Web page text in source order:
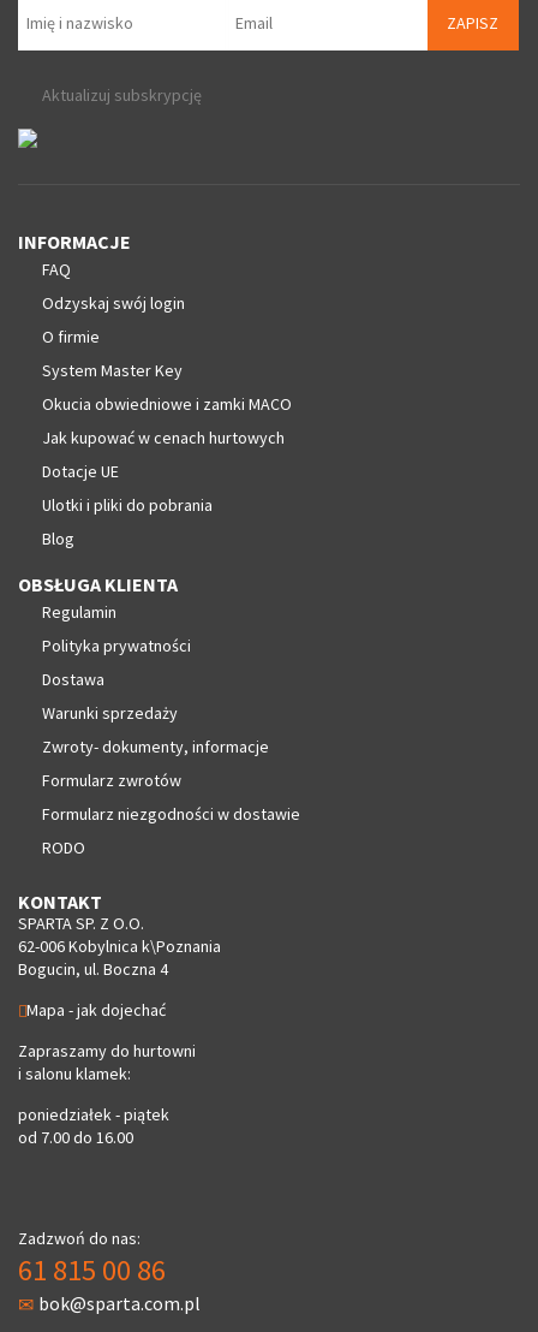
ZAPISZ
Aktualizuj subskrypcję
INFORMACJE
FAQ
Odzyskaj swój login
O firmie
System Master Key
Okucia obwiedniowe i zamki MACO
Jak kupować w cenach hurtowych
Dotacje UE
Ulotki i pliki do pobrania
Blog
OBSŁUGA KLIENTA
Regulamin
Polityka prywatności
Dostawa
Warunki sprzedaży
Zwroty- dokumenty, informacje
Formularz zwrotów
Formularz niezgodności w dostawie
RODO
KONTAKT
SPARTA SP. Z O.O.
62-006 Kobylnica k\Poznania
Bogucin, ul. Boczna 4
Mapa - jak dojechać
Zapraszamy do hurtowni
i salonu klamek:
poniedziałek - piątek
od 7.00 do 16.00
Zadzwoń do nas:
61 815 00 86
bok@sparta.com.pl